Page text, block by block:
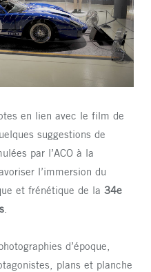
en lien avec le film de
suggestions de
par l’ACO à la
l’immersion du
et frénétique de la 34e
d’époque,
plans et planche